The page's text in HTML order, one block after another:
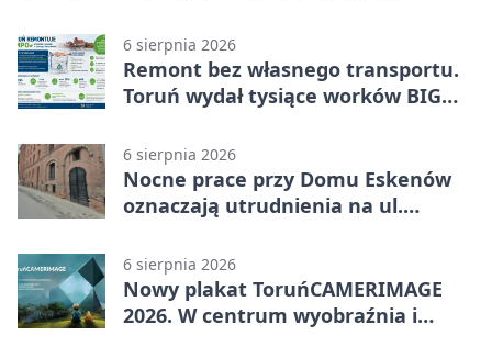
6 sierpnia 2026
Remont bez własnego transportu.
Toruń wydał tysiące worków BIG
6 sierpnia 2026
Nocne prace przy Domu Eskenów
oznaczają utrudnienia na ul.
6 sierpnia 2026
Nowy plakat ToruńCAMERIMAGE
2026. W centrum wyobraźnia i